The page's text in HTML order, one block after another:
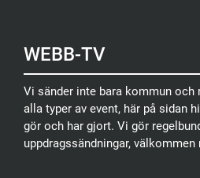
WEBB-TV
Vi sänder inte bara kommun
alla typer av event, här på sidan
gör och har gjort. Vi gör
uppdragssändningar,